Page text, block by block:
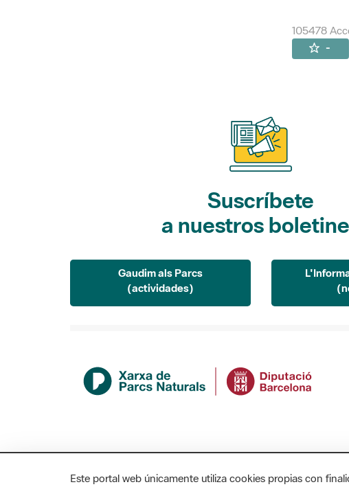
105478
-
Suscríbete
a nuestros
Gaudim als Parcs
(actividades)
Este portal web únicamente utiliza cookies propias con